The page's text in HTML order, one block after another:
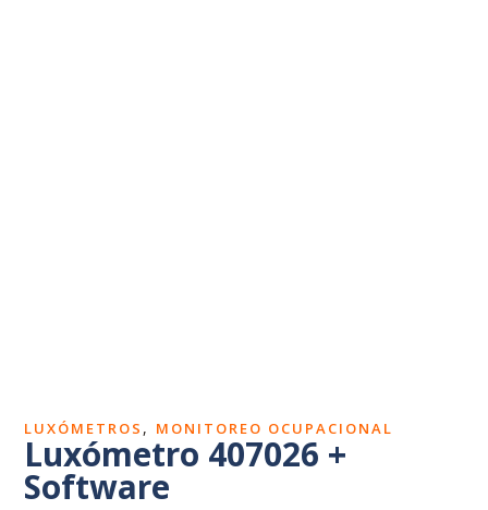
LUXÓMETROS , MONITOREO OCUPACIONAL
Luxómetro 407026 +
Software